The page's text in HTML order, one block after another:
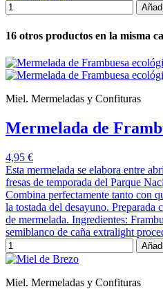
16 otros productos en la misma
Miel. Mermeladas y Confituras
Mermelada de
4,95 €
Esta mermelada se elabora entre
fresas de temporada del Parque
Combina perfectamente tanto con
la tostada del desayuno. Preparada
de mermelada. Ingredientes:
semiblanco de caña extralight
Miel. Mermeladas y Confituras